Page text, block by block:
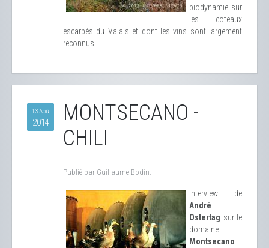
biodynamie sur
les coteaux
escarpés du Valais et dont les vins sont largement
reconnus.
13 Aoû
2014
MONTSECANO -
CHILI
Publié par Guillaume Bodin.
Interview de
André
Ostertag sur le
domaine
Montsecano